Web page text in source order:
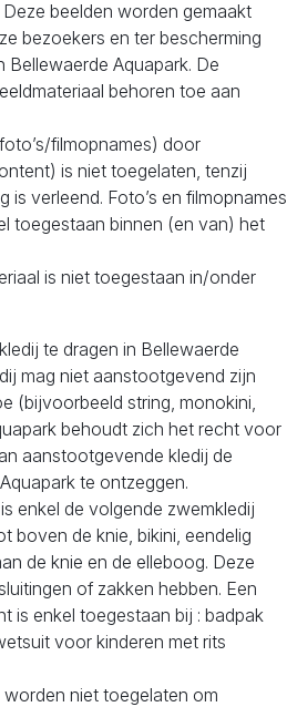
beelden worden gemaakt
bezoekers en ter bescherming
Aquapark. De
behoren toe aan
filmopnames) door
is niet toegelaten, tenzij
verleend. Foto’s en filmopnames
toegestaan binnen (en van) het
is niet toegestaan in/onder
te dragen in Bellewaerde
mag niet aanstootgevend zijn
(bijvoorbeeld string, monokini,
behoudt zich het recht voor
aanstootgevende kledij de
te ontzeggen.
enkel de volgende zwemkledij
boven de knie, bikini, eendelig
de knie en de elleboog. Deze
of zakken hebben. Een
is enkel toegestaan bij : badpak
voor kinderen met rits
niet toegelaten om